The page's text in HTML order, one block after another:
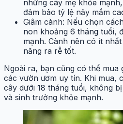
những cây mẹ khỏe
đảm bảo tỷ lệ nảy mầm
Giâm cành: Nếu chọn
non khoảng 6 tháng tuổi,
mạnh. Cành nên có ít
năng ra rễ tốt.
Ngoài ra, bạn cũng có thể mua
các vườn ươm uy tín. Khi mua,
cây dưới 18 tháng tuổi, không
và sinh trưởng khỏe mạnh.